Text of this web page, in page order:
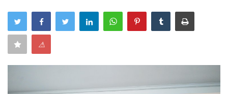
Pelanggaran
⚠